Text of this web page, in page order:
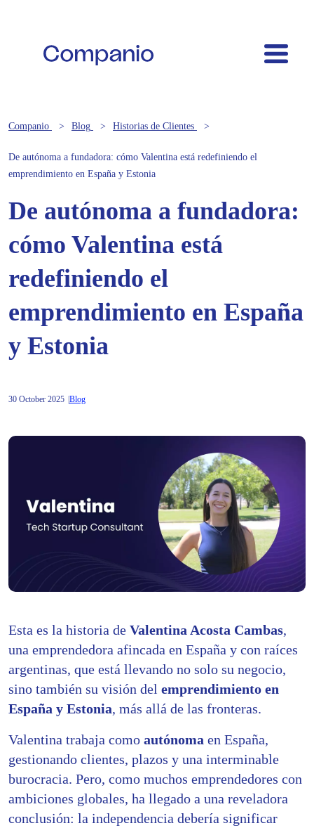
Companio Blog Historias de Clientes
De autónoma a fundadora: cómo Valentina está redefiniendo el
emprendimiento en España y Estonia
De autónoma a fundadora:
cómo Valentina está
redefiniendo el
emprendimiento en España
y Estonia
30 October 2025 Blog
Esta es la historia de Valentina Acosta Cambas,
una emprendedora afincada en España y con raíces
argentinas, que está llevando no solo su negocio,
sino también su visión del emprendimiento en
España y Estonia, más allá de las fronteras.
Valentina trabaja como autónoma en España,
gestionando clientes, plazos y una interminable
burocracia. Pero, como muchos emprendedores con
ambiciones globales, ha llegado a una reveladora
conclusión: la independencia debería significar